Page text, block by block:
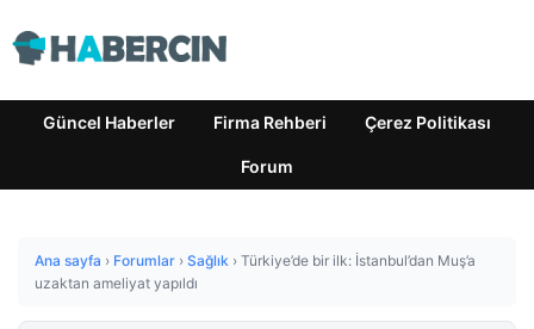
Güncel Haberler Firma Rehberi Çerez Politikası
Forum
Ana sayfa › Forumlar › Sağlık › Türkiye’de bir ilk: İstanbul’dan Muş’a
uzaktan ameliyat yapıldı